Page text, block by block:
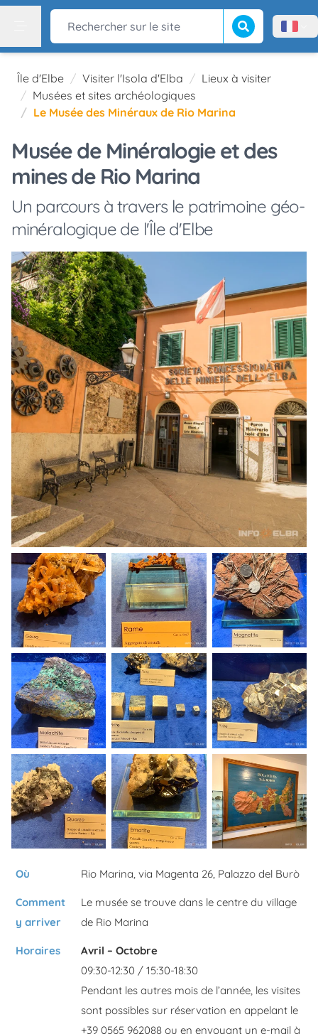
Rechercher sur le site Lancer la Menù
Île d'Elbe Visiter l'Isola d'Elba
Lieux à visiter
Musées et sites archéologiques
Le Musée des Minéraux de Rio Marina
Musée de Minéralogie et des
mines de Rio Marina
Un parcours à travers le patrimoine géo-
minéralogique de l'Île d'Elbe
Où Rio Marina, via Magenta 26, Palazzo del Burò
Comment
y arriver
Le musée se trouve dans le centre du village
de Rio Marina
Horaires
Avril – Octobre
09:30-12:30 / 15:30-18:30
Pendant les autres mois de l’année, les visites
sont possibles sur réservation en appelant le
+39 0565 962088 ou en envoyant un e-mail à